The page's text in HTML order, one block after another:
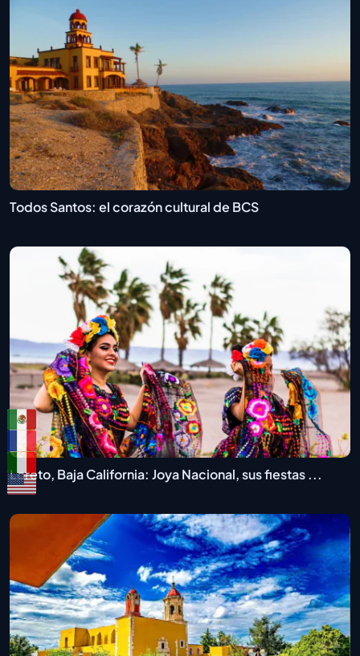
Todos Santos: el corazón cultural de BCS
Loreto, Baja California: Joya Nacional, sus fiestas ...